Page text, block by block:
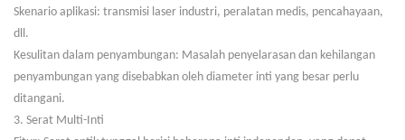
Skenario aplikasi: transmisi laser industri, peralatan medis, pencahayaan,
dll.
Kesulitan dalam penyambungan: Masalah penyelarasan dan kehilangan
penyambungan yang disebabkan oleh diameter inti yang besar perlu
ditangani.
3. Serat Multi-Inti